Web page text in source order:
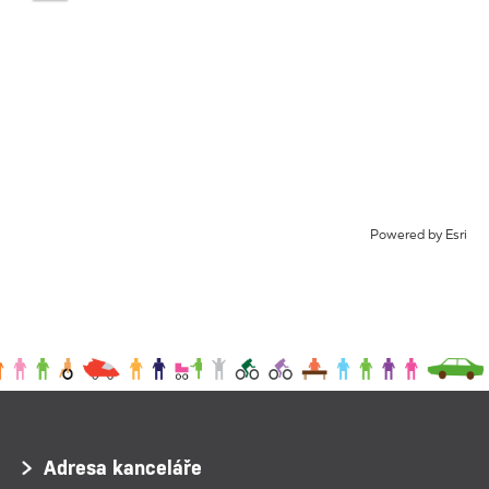
out
Powered by Esri
Adresa kanceláře